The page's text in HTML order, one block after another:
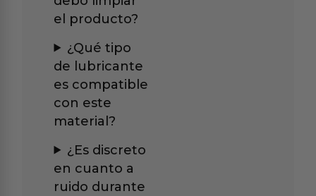
el producto?
¿Qué tipo
de lubricante
es compatible
con este
material?
¿Es discreto
en cuanto a
ruido durante